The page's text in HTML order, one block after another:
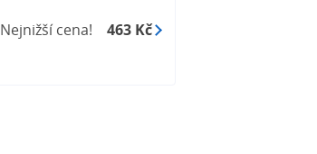
Nejnižší cena! 463 Kč